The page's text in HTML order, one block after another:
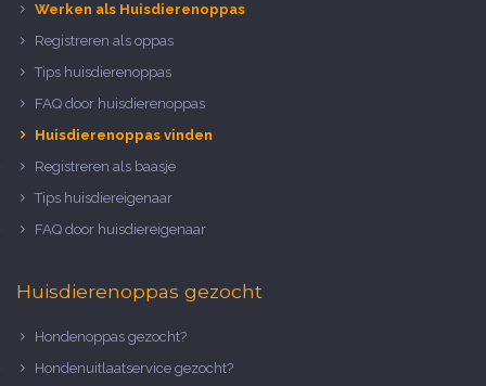
Werken als Huisdierenoppas
Registreren als oppas
Tips huisdierenoppas
FAQ door huisdierenoppas
Huisdierenoppas vinden
Registreren als baasje
Tips huisdiereigenaar
FAQ door huisdiereigenaar
Huisdierenoppas gezocht
Hondenoppas gezocht?
Hondenuitlaatservice gezocht?